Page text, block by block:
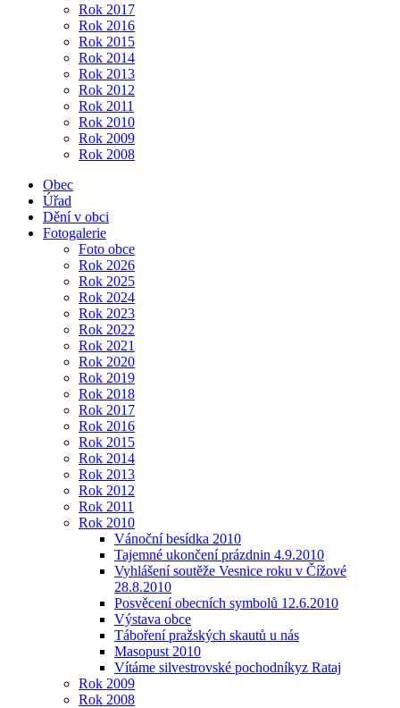
Rok 2017
Rok 2016
Rok 2015
Rok 2014
Rok 2013
Rok 2012
Rok 2011
Rok 2010
Rok 2009
Rok 2008
Obec
Úřad
Dění v obci
Fotogalerie
Foto obce
Rok 2026
Rok 2025
Rok 2024
Rok 2023
Rok 2022
Rok 2021
Rok 2020
Rok 2019
Rok 2018
Rok 2017
Rok 2016
Rok 2015
Rok 2014
Rok 2013
Rok 2012
Rok 2011
Rok 2010
Vánoční besídka 2010
Tajemné ukončení prázdnin 4.9.2010
Vyhlášení soutěže Vesnice roku v Čížové
28.8.2010
Posvěcení obecních symbolů 12.6.2010
Výstava obce
Táboření pražských skautů u nás
Masopust 2010
Vítáme silvestrovské pochodníkyz Rataj
Rok 2009
Rok 2008